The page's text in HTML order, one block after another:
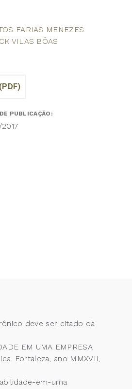
FARIAS MENEZES
VILAS BÔAS
PUBLICAÇÃO:
2017
deve ser citado da
EM UMA EMPRESA
Fortaleza, ano MMXVII,
em-uma